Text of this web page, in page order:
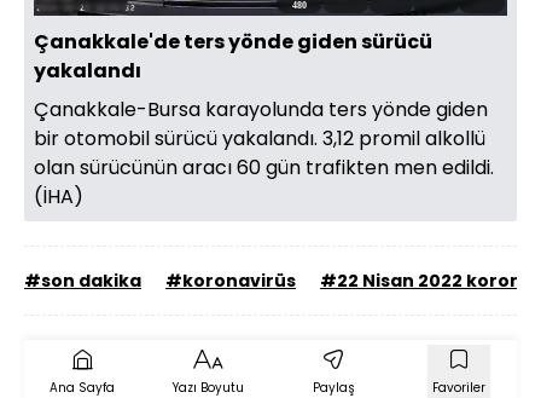
Aç
480
Hızı
oynatıcıEkran
Çanakkale'de ters yönde giden sürücü
yakalandı
Çanakkale-Bursa karayolunda ters yönde giden
bir otomobil sürücü yakalandı. 3,12 promil alkollü
olan sürücünün aracı 60 gün trafikten men edildi.
(İHA)
#son dakika #koronavirüs #22 Nisan 2022
Ana Sayfa Yazı Boyutu Paylaş Favoriler